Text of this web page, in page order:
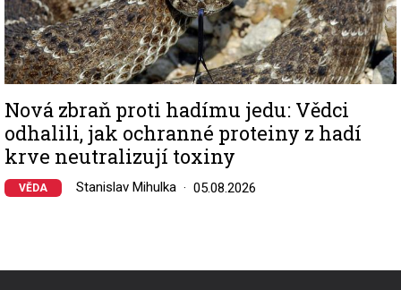
Nová zbraň proti hadímu jedu: Vědci
odhalili, jak ochranné proteiny z hadí
krve neutralizují toxiny
VĚDA Stanislav Mihulka 05.08.2026